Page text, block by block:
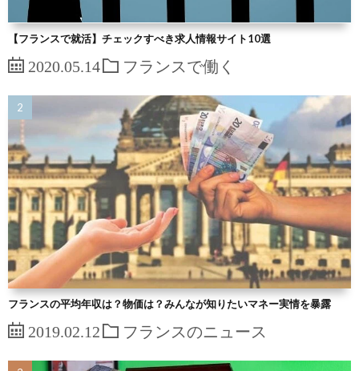
【フランスで就活】チェックすべき求人情報サイト10選
2020.05.14 フランスで働く
フランスの平均年収は？物価は？みんなが知りたいマネー実情を暴露
2019.02.12 フランスのニュース